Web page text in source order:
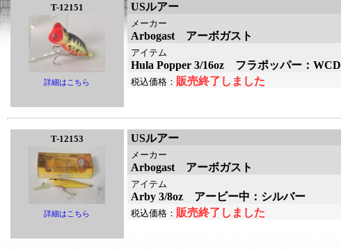
T-12151
詳細はこちら
USルアー
メーカー
Arbogast アーボガスト
アイテム
Hula Popper 3/16oz フラポッパー：WCD
税込価格： 販売終了しました
T-12153
詳細はこちら
USルアー
メーカー
Arbogast アーボガスト
アイテム
Arby 3/8oz アービー中：シルバー
税込価格： 販売終了しました